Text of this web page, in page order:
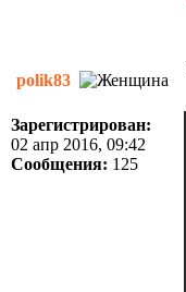
polik83
Зарегистрирован:
02 апр 2016, 09:42
Сообщения: 125